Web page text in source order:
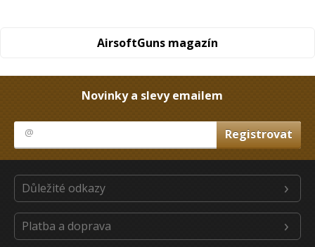
AirsoftGuns magazín
Novinky a slevy emailem
Důležité odkazy
Platba a doprava